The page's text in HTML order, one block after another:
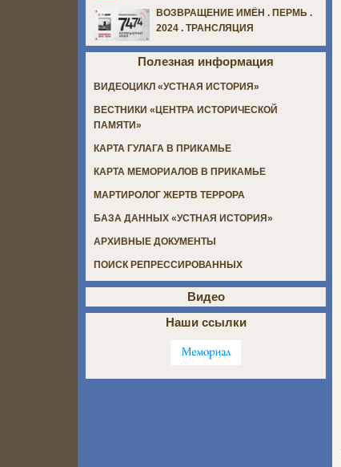
ВОЗВРАЩЕНИЕ ИМЁН . ПЕРМЬ .
2024 . ТРАНСЛЯЦИЯ
Полезная информация
ВИДЕОЦИКЛ «УСТНАЯ ИСТОРИЯ»
ВЕСТНИКИ «ЦЕНТРА ИСТОРИЧЕСКОЙ
ПАМЯТИ»
КАРТА ГУЛАГА В ПРИКАМЬЕ
КАРТА МЕМОРИАЛОВ В ПРИКАМЬЕ
МАРТИРОЛОГ ЖЕРТВ ТЕРРОРА
БАЗА ДАННЫХ «УСТНАЯ ИСТОРИЯ»
АРХИВНЫЕ ДОКУМЕНТЫ
ПОИСК РЕПРЕССИРОВАННЫХ
Видео
Наши ссылки